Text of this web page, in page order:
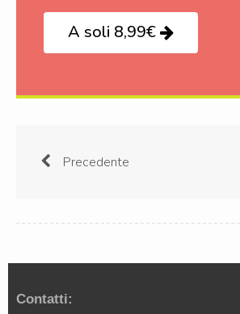
A soli 8,99€
Precedente
Contatti: